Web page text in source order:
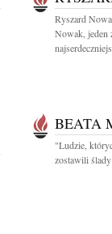
Ryszard
Nowak, jeden
BEATA
"Ludzie,
zostawili